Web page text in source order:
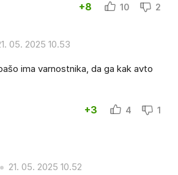
+8 10 2
05. 2025 10.53
ima varnostnika, da ga kak avto
+3 4 1
21. 05. 2025 10.52